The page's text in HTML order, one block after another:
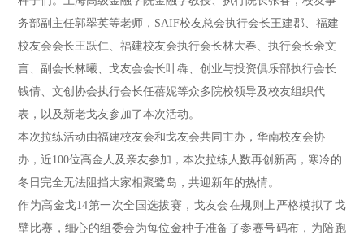
务部副主任郭翠英等老师，SAIF校友总会执行会长王建郡、福建
校友会会长王跃仁、福建校友会执行会长林大春、执行会长余文
言、副会长林曦、戈友会会长叶犇、创业与投资俱乐部执行会长
钱倩、文创协会执行会长任蓓妮等众多院校领导及校友组织代
表，以及新老戈友参加了本次活动。
本次拉练活动由福建校友会和戈友会共同主办，华南校友会协
办，近100位高金人及亲友参加，本次拉练人数再创新高，寒冷的
冬日完全无法阻挡大家相聚鹭岛，共迎新年的热情。
作为高金戈14第一次全国选拔赛，戈友会在规则上严格模拟了戈
壁比赛，细心的组委会为每位金种子准备了参赛号码布，为陪跑